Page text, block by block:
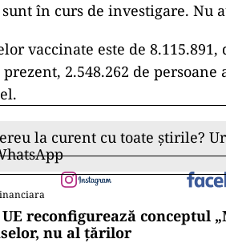
în curs de investigare. Nu
vaccinate este de 8.115.891,
2.548.262 de persoane
la curent cu toate știrile?
reconfigurează conceptul
nu al țărilor